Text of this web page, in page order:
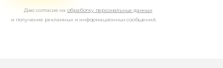
Даю согласие на обработку персональных данных
и получение рекламных и информационных сообщений.